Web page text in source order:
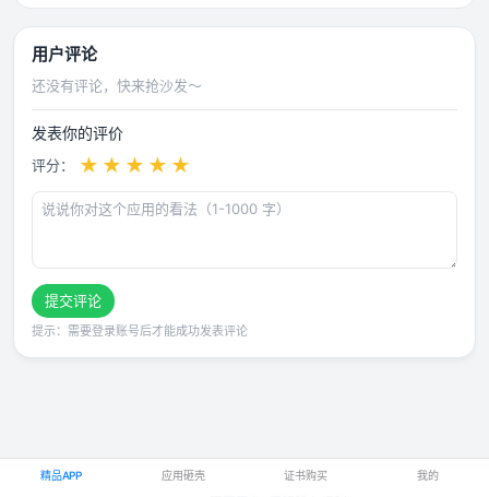
用户评论
还没有评论，快来抢沙发～
发表你的评价
评分： ★ ★ ★ ★ ★
提交评论
提示：需要登录账号后才能成功发表评论
精品APP 应用砸壳 证书购买 我的